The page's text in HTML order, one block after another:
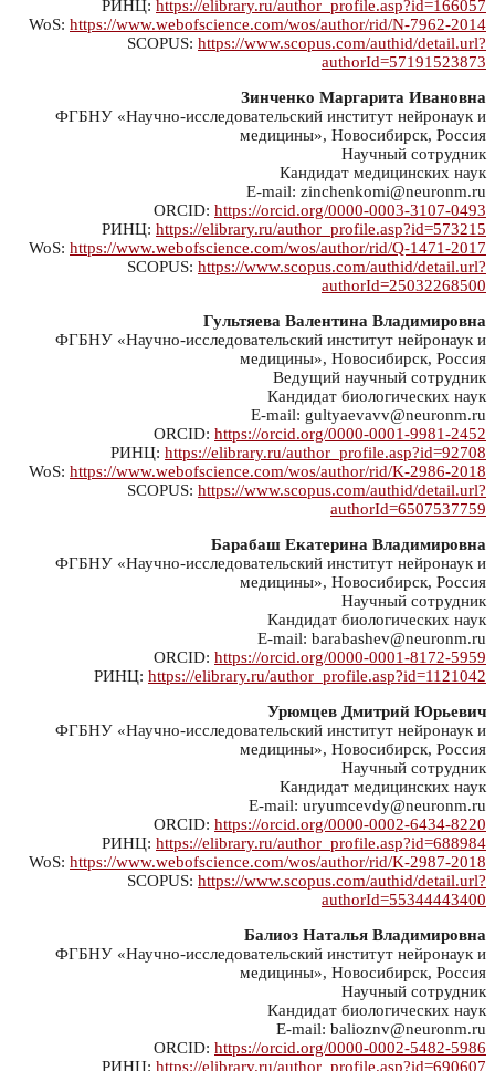
РИНЦ: https://elibrary.ru/author_profile.asp?id=166057
WoS: https://www.webofscience.com/wos/author/rid/N-7962-2014
SCOPUS: https://www.scopus.com/authid/detail.url?
authorId=57191523873
Зинченко Маргарита Ивановна
ФГБНУ «Научно-исследовательский институт нейронаук и
медицины», Новосибирск, Россия
Научный сотрудник
Кандидат медицинских наук
E-mail: zinchenkomi@neuronm.ru
ORCID: https://orcid.org/0000-0003-3107-0493
РИНЦ: https://elibrary.ru/author_profile.asp?id=573215
WoS: https://www.webofscience.com/wos/author/rid/Q-1471-2017
SCOPUS: https://www.scopus.com/authid/detail.url?
authorId=25032268500
Гультяева Валентина Владимировна
ФГБНУ «Научно-исследовательский институт нейронаук и
медицины», Новосибирск, Россия
Ведущий научный сотрудник
Кандидат биологических наук
E-mail: gultyaevavv@neuronm.ru
ORCID: https://orcid.org/0000-0001-9981-2452
РИНЦ: https://elibrary.ru/author_profile.asp?id=92708
WoS: https://www.webofscience.com/wos/author/rid/K-2986-2018
SCOPUS: https://www.scopus.com/authid/detail.url?
authorId=6507537759
Барабаш Екатерина Владимировна
ФГБНУ «Научно-исследовательский институт нейронаук и
медицины», Новосибирск, Россия
Научный сотрудник
Кандидат биологических наук
E-mail: barabashev@neuronm.ru
ORCID: https://orcid.org/0000-0001-8172-5959
РИНЦ: https://elibrary.ru/author_profile.asp?id=1121042
Урюмцев Дмитрий Юрьевич
ФГБНУ «Научно-исследовательский институт нейронаук и
медицины», Новосибирск, Россия
Научный сотрудник
Кандидат медицинских наук
E-mail: uryumcevdy@neuronm.ru
ORCID: https://orcid.org/0000-0002-6434-8220
РИНЦ: https://elibrary.ru/author_profile.asp?id=688984
WoS: https://www.webofscience.com/wos/author/rid/K-2987-2018
SCOPUS: https://www.scopus.com/authid/detail.url?
authorId=55344443400
Балиоз Наталья Владимировна
ФГБНУ «Научно-исследовательский институт нейронаук и
медицины», Новосибирск, Россия
Научный сотрудник
Кандидат биологических наук
E-mail: balioznv@neuronm.ru
ORCID: https://orcid.org/0000-0002-5482-5986
РИНЦ: https://elibrary.ru/author_profile.asp?id=690607